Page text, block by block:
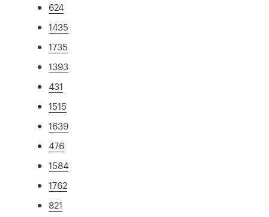
624
1435
1735
1393
431
1515
1639
476
1584
1762
821